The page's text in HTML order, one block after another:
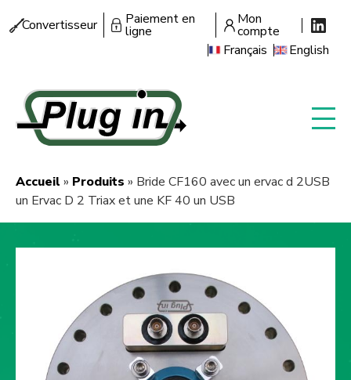
auMenu
Convertisseur Paiement en
ligne
Mon
compte
Français
English
Fil
Accueil Produits
Bride CF160 avec un ervac d 2USB
un Ervac D 2 Triax et une KF 40 un USB